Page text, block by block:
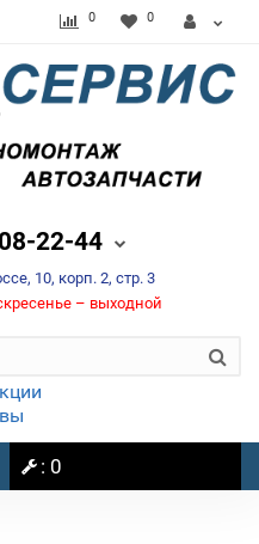
0 0
22-44
10, корп. 2, стр. 3
– выходной
: 0